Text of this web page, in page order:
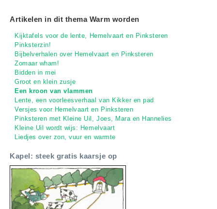
Artikelen in dit thema Warm worden
Kijktafels voor de lente, Hemelvaart en Pinksteren
Pinksterzin!
Bijbelverhalen over Hemelvaart en Pinksteren
Zomaar wham!
Bidden in mei
Groot en klein zusje
Een kroon van vlammen
Lente, een voorleesverhaal van Kikker en pad
Versjes voor Hemelvaart en Pinksteren
Pinksteren met Kleine Uil, Joes, Mara en Hannelies
Kleine Uil wordt wijs: Hemelvaart
Liedjes over zon, vuur en warmte
Kapel: steek gratis kaarsje op